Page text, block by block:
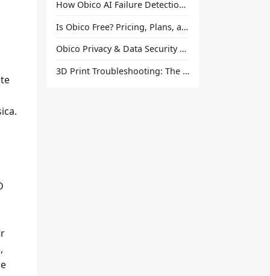
How Obico AI Failure Detection Works
Is Obico Free? Pricing, Plans, and What You Actually Get
Obico Privacy & Data Security Explained
3D Print Troubleshooting: The Ultimate Guide to Fix Every Common Problem [2026]